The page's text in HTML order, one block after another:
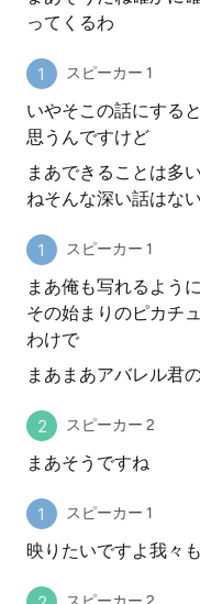
ってくるわ
スピーカー 1
いやそこの話にする
思うんですけど
まあできることは多
ねそんな深い話はな
スピーカー 1
まあ俺も写れるよう
その始まりのピカチ
わけで
まあまあアバレル君
スピーカー 2
まあそうですね
スピーカー 1
映りたいですよ我々